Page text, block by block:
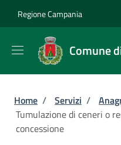
Regione Campania
Comune
Briciole di
Home / Servizi /
Tumulazione di ceneri o
concessione